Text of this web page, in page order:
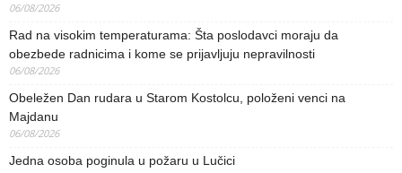
06/08/2026
Rad na visokim temperaturama: Šta poslodavci moraju da
obezbede radnicima i kome se prijavljuju nepravilnosti
06/08/2026
Obeležen Dan rudara u Starom Kostolcu, položeni venci na
Majdanu
06/08/2026
Jedna osoba poginula u požaru u Lučici